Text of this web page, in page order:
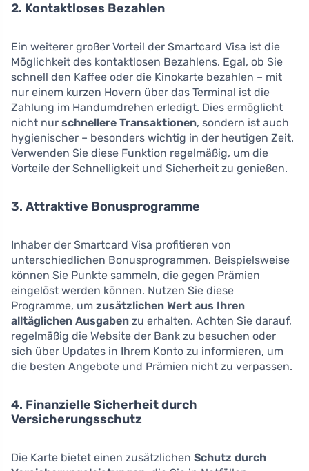
2. Kontaktloses Bezahlen
Ein weiterer großer Vorteil der Smartcard Visa ist die
Möglichkeit des kontaktlosen Bezahlens. Egal, ob Sie
schnell den Kaffee oder die Kinokarte bezahlen – mit
nur einem kurzen Hovern über das Terminal ist die
Zahlung im Handumdrehen erledigt. Dies ermöglicht
nicht nur schnellere Transaktionen, sondern ist auch
hygienischer – besonders wichtig in der heutigen Zeit.
Verwenden Sie diese Funktion regelmäßig, um die
Vorteile der Schnelligkeit und Sicherheit zu genießen.
3. Attraktive Bonusprogramme
Inhaber der Smartcard Visa profitieren von
unterschiedlichen Bonusprogrammen. Beispielsweise
können Sie Punkte sammeln, die gegen Prämien
eingelöst werden können. Nutzen Sie diese
Programme, um zusätzlichen Wert aus Ihren
alltäglichen Ausgaben zu erhalten. Achten Sie darauf,
regelmäßig die Website der Bank zu besuchen oder
sich über Updates in Ihrem Konto zu informieren, um
die besten Angebote und Prämien nicht zu verpassen.
4. Finanzielle Sicherheit durch
Versicherungsschutz
Die Karte bietet einen zusätzlichen Schutz durch